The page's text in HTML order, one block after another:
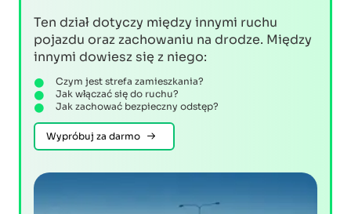
Ten dział dotyczy między innymi ruchu
pojazdu oraz zachowaniu na drodze. Między
innymi dowiesz się z niego:
Czym jest strefa zamieszkania?
Jak włączać się do ruchu?
Jak zachować bezpieczny odstęp?
Wypróbuj za darmo